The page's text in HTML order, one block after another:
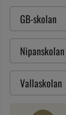
GB-skolan
Nipanskolan
Vallaskolan